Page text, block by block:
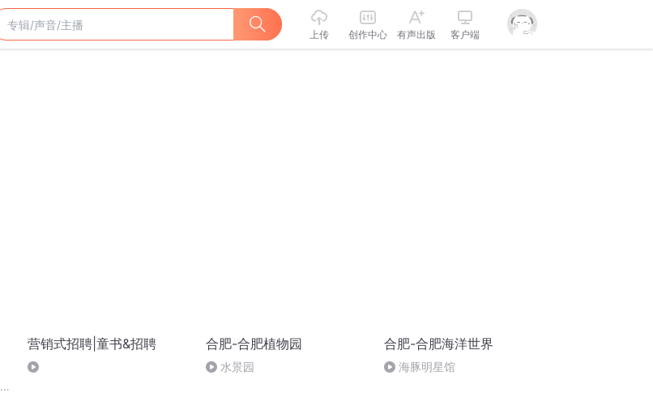
上传 创作中心 有声出版 客户端
营销式招聘|童书&招聘 合肥-合肥植物园
水景园
合肥-合肥海洋世界
海豚明星馆